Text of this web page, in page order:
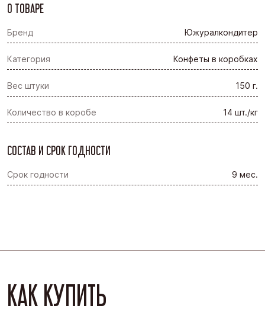
О ТОВАРЕ
Бренд Южуралкондитер
Категория Конфеты в коробках
Вес штуки 150 г.
Количество в коробе 14 шт./кг
СОСТАВ И СРОК ГОДНОСТИ
Срок годности 9 мес.
КАК КУПИТЬ